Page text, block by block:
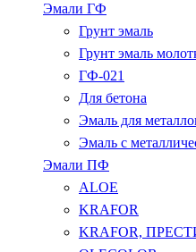
Эмали ГФ
Грунт эмаль
Грунт эмаль
ГФ-021
Для бетона
Эмаль для
Эмаль с
Эмали ПФ
ALOE
KRAFOR
KRAFOR,